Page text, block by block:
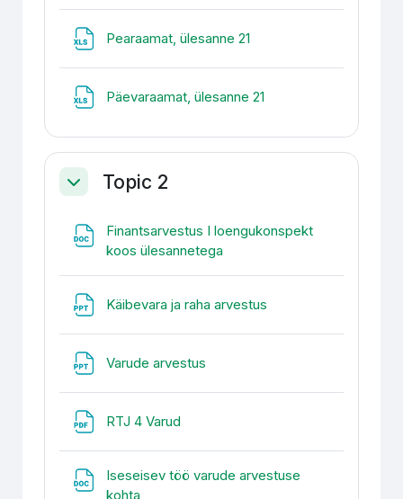
Pearaamat, ülesanne 21
Päevaraamat, ülesanne 21
AhendaTopic 2
Finantsarvestus I loengukonspekt
koos ülesannetega
Käibevara ja raha arvestus
Varude arvestus
RTJ 4 Varud
Iseseisev töö varude arvestuse
kohta